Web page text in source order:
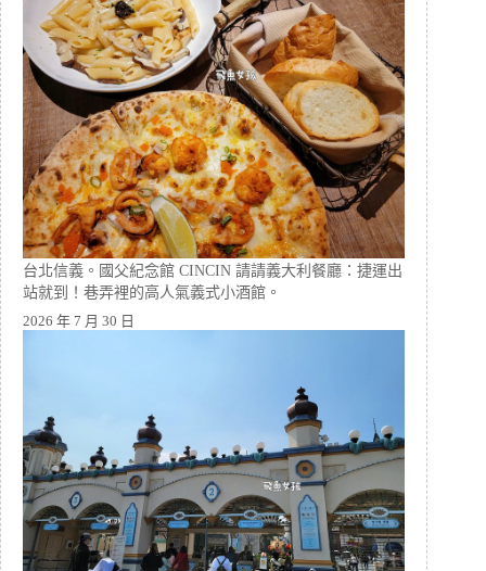
台北信義。國父紀念館 CINCIN 請請義大利餐廳：捷運出
站就到！巷弄裡的高人氣義式小酒館。
2026 年 7 月 30 日